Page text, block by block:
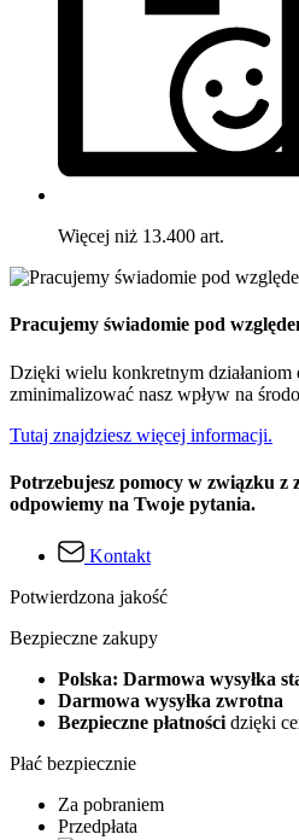
Więcej niż 13.400 art.
Pracujemy świadomie pod
Dzięki wielu konkretnym
zminimalizować nasz wpływ na
Tutaj znajdziesz więcej informacji.
Potrzebujesz pomocy w związku z
odpowiemy na Twoje pytania.
Kontakt
Potwierdzona jakość
Bezpieczne zakupy
Polska: Darmowa wysyłka
Darmowa wysyłka zwrotna
Bezpieczne płatności dzięki
Płać bezpiecznie
Za pobraniem
Przedpłata